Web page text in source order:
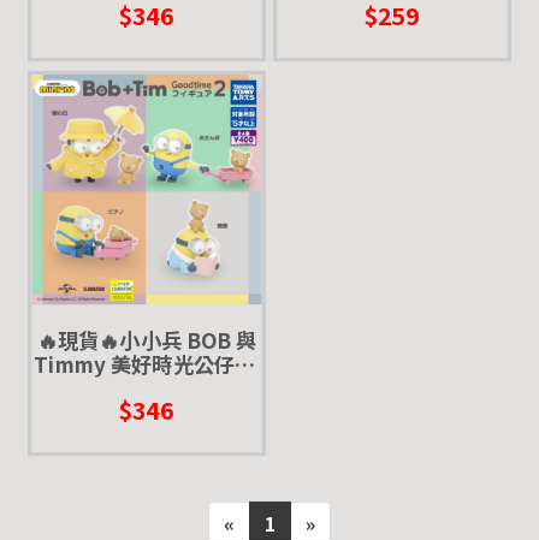
電影
$346 $259
🔥現貨🔥小小兵 BOB 與
Timmy 美好時光公仔P2
TTA 扭蛋 轉蛋 小黃人 神
偷奶爸 蘿蔔 提姆 小熊玩
$346
« 1 »